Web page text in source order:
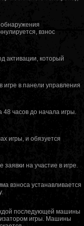
взнос
активации, который
игре в панели управления
часов до начала игры.
игры, и обязуется
заявки на участие в игре.
взноса устанавливается
последующей машины
игры. Машины